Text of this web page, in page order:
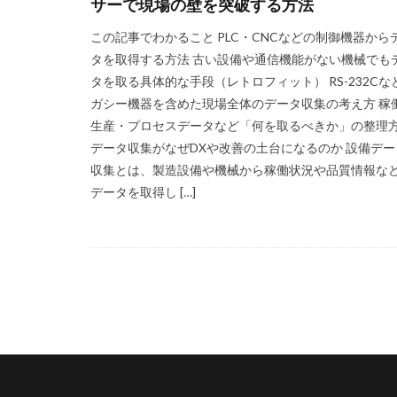
サーで現場の壁を突破する方法
この記事でわかること PLC・CNCなどの制御機器から
タを取得する方法 古い設備や通信機能がない機械でも
タを取る具体的な手段（レトロフィット） RS-232Cな
ガシー機器を含めた現場全体のデータ収集の考え方 稼
生産・プロセスデータなど「何を取るべきか」の整理
データ収集がなぜDXや改善の土台になるのか 設備デー
収集とは、製造設備や機械から稼働状況や品質情報な
データを取得し […]